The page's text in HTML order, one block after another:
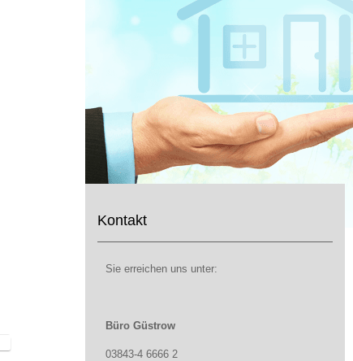
Kontakt
Sie erreichen uns unter:
Büro Güstrow
03843-4 6666 2